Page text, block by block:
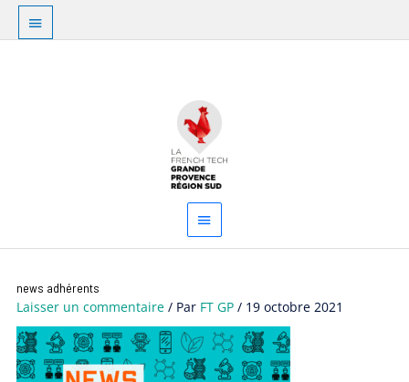
Aller
contenu
Au
dessus
principal
news adhérents
Laisser un commentaire / Par FT GP/ 19 octobre 2021
des
articles